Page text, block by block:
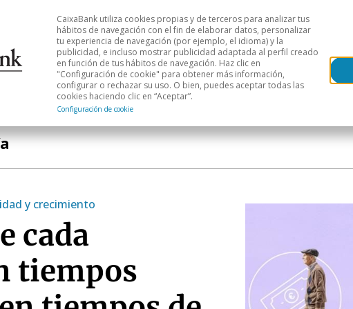
Análisis sectorial Áreas geográficas
CaixaBank utiliza cookies propias y de terceros para analizar tus
hábitos de navegación con el fin de elaborar datos, personalizar
tu experiencia de navegación (por ejemplo, el idioma) y la
publicidad, e incluso mostrar publicidad adaptada al perfil creado
en función de tus hábitos de navegación. Haz clic en
"Configuración de cookie" para obtener más información,
configurar o rechazar su uso. O bien, puedes aceptar todas las
cookies haciendo clic en “Aceptar”.
Configuración de cookie
y crecimiento
cada
tiempos